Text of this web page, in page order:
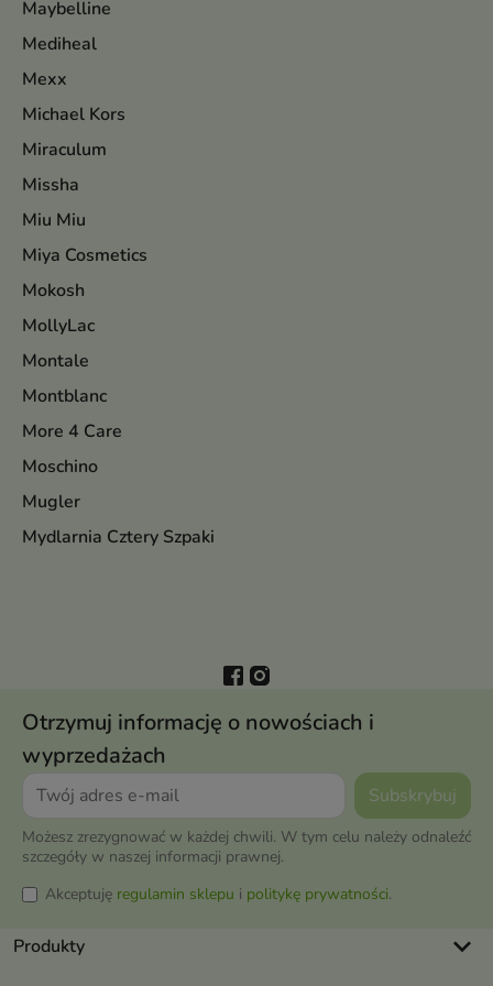
Maybelline
Mediheal
Mexx
Michael Kors
Miraculum
Missha
Miu Miu
Miya Cosmetics
Mokosh
MollyLac
Montale
Montblanc
More 4 Care
Moschino
Mugler
Mydlarnia Cztery Szpaki
Otrzymuj informację o nowościach i
wyprzedażach
Możesz zrezygnować w każdej chwili. W tym celu należy odnaleźć
szczegóły w naszej informacji prawnej.
Akceptuję regulamin sklepu i politykę prywatności.
Produkty keyboard_arrow_down